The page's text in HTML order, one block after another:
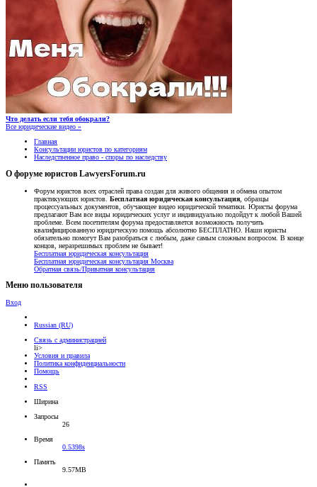
Что делать если тебя обокрали?
Все юридические видео »
Главная
Консультации юристов по категориям
Наследственное право - споры по наследству
О форуме юристов LawyersForum.ru
Форум юристов всех отраслей права создан для живого общения и обмена опытом
практикующих юристов. Бесплатная юридическая консультация , образцы
процессуальных документов, обучающее видео юридической тематики. Юристы форума
предлагают Вам все виды юридических услуг и индивидуально подойдут к любой Вашей
проблеме. Всем посетителям форума предоставляется возможность получить
квалифицированную юридическую помощь абсолютно БЕСПЛАТНО. Наши юристы
обязательно помогут Вам разобраться с любым, даже самым сложным вопросом. В конце
концов, неразрешимых проблем не бывает!
Бесплатная юридическая консультация
Бесплатная юридическая консультация Москва
Обратная связь/Приватная консультация
Меню пользователя
Вход
Russian (RU)
Связь с администрацией
li>
Условия и правила
Политика конфиденциальности
Помощь
RSS
Ширина
Запросы
26
Время
0.5398s
Память
9.57MB